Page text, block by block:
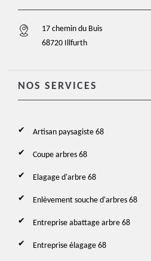
17 chemin du Buis
68720 Illfurth
NOS SERVICES
Artisan paysagiste 68
Coupe arbres 68
Elagage d'arbre 68
Enlèvement souche d'arbres 68
Entreprise abattage arbre 68
Entreprise élagage 68